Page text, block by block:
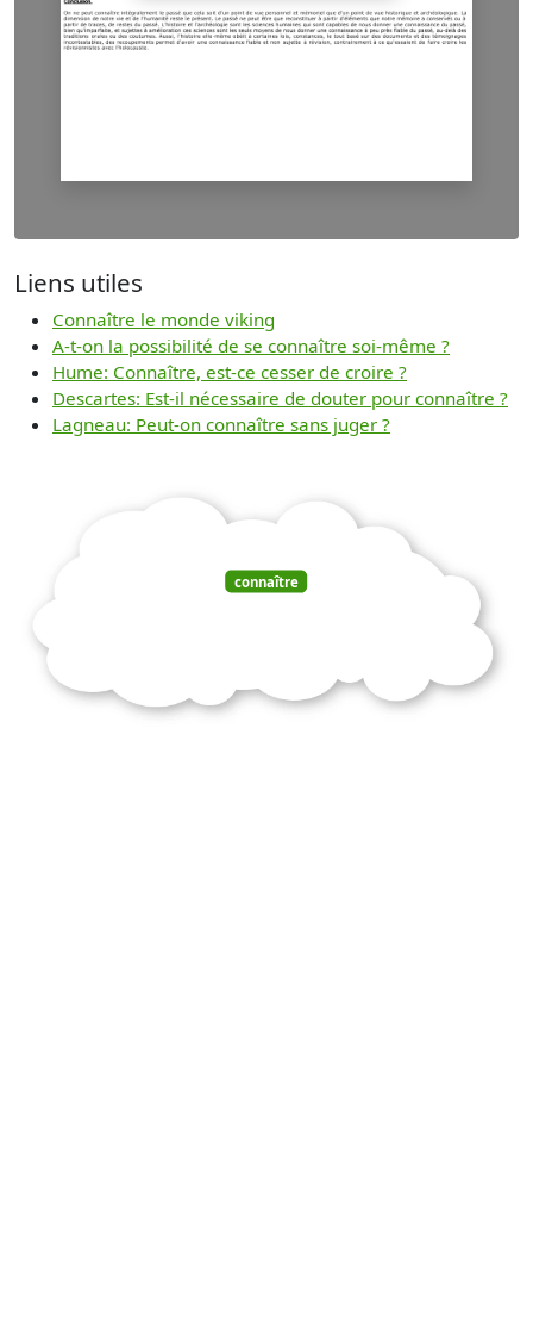
Liens utiles
Connaître le monde viking
A-t-on la possibilité de se connaître soi-même ?
Hume: Connaître, est-ce cesser de croire ?
Descartes: Est-il nécessaire de douter pour connaître ?
Lagneau: Peut-on connaître sans juger ?
connaître